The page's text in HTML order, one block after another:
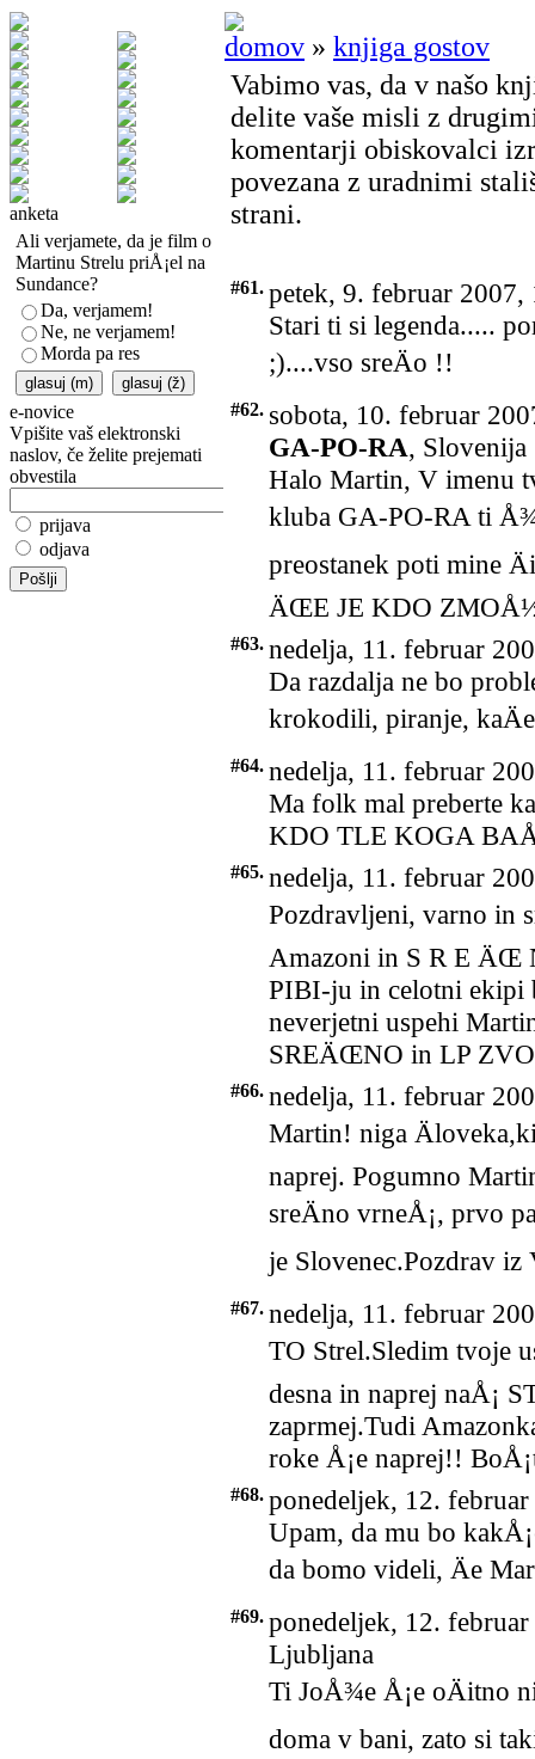
anketa
Ali verjamete, da je film o
Martinu Strelu priÅ¡el na
Sundance?
Da, verjamem!
Ne, ne verjamem!
Morda pa res
e-novice
Vpišite vaš elektronski
naslov, če želite prejemati
obvestila
prijava
odjava
domov » knjiga gostov
Vabimo vas, da v našo
delite vaše misli z
komentarji obiskovalci
povezana z uradnimi
strani.
#61. petek, 9. februar
Stari ti si legenda.....
;)....vso sreÄo !!
#62. sobota, 10. februar
GA-PO-RA, Slovenija
Halo Martin, V imenu
kluba GA-PO-RA ti
preostanek poti mine
ÄŒE JE KDO
#63. nedelja, 11. februar
Da razdalja ne bo
krokodili, piranje,
#64. nedelja, 11. februar
Ma folk mal preberte
KDO TLE KOGA BAÅ
#65. nedelja, 11. februar
Pozdravljeni, varno in
Amazoni in S R E ÄŒ
PIBI-ju in celotni ekipi
neverjetni uspehi
SREÄŒNO in LP
#66. nedelja, 11. februar
Martin! niga
naprej. Pogumno
sreÄno vrneÅ¡, prvo
je Slovenec.Pozdrav iz
#67. nedelja, 11. februar
TO Strel.Sledim tvoje
desna in naprej naÅ¡
zaprmej.Tudi
roke Å¡e naprej!!
#68. ponedeljek, 12.
Upam, da mu bo
da bomo videli, Äe
#69. ponedeljek, 12.
Ljubljana
Ti JoÅ¾e Å¡e oÄitno
doma v bani, zato si